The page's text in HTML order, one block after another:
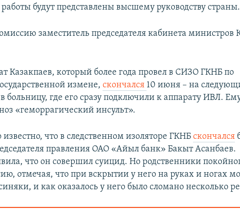
работы будут представлены высшему руководству страны.
заместитель председателя кабинета министров
Казакпаев, который более года провел в СИЗО ГКНБ по
измене,скончался 10 июня – на
больницу, где его сразу подключили к аппарату ИВЛ.
«геморрагический инсульт».
что в следственном изоляторе ГКНБскончался
правления ОАО «Айыл банк» Бакыт Асанбаев.
что он совершил суицид. Но родственники
отмечая, что при вскрытии у него на руках и ногах
и как оказалось у него было сломано несколько